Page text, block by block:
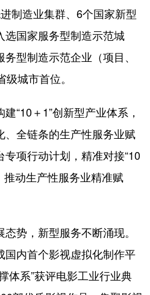
制造业集群、6个国家新型
选国家服务型制造示范城
型制造示范企业（项目、
城市首位。
＋1”创新型产业体系，
、全链条的生产性服务业赋
项行动计划，精准对接“10
推动生产性服务业精准赋
势，新型服务不断涌现。
国内首个影视虚拟化制作平
体系”获评电影工业行业典